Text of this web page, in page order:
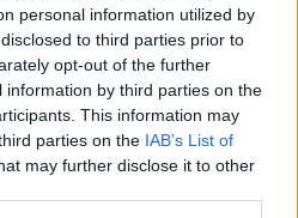
personal information utilized by
to third parties prior to
opt-out of the further
by third parties on the
This information may
parties on the IAB’s List of
may further disclose it to other
steiler over amputert
– Elendig signal å